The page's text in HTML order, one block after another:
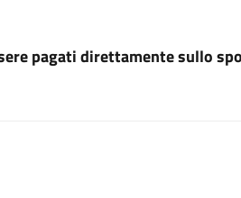
pagati direttamente sullo